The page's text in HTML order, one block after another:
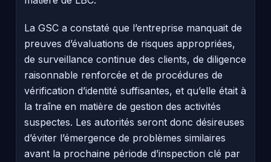
La GSC a constaté que l’entreprise manquait de
preuves d’évaluations de risques appropriées,
de surveillance continue des clients, de diligence
raisonnable renforcée et de procédures de
vérification d’identité suffisantes, et qu’elle était à
la traîne en matière de gestion des activités
suspectes. Les autorités seront donc désireuses
d’éviter l’émergence de problèmes similaires
avant la prochaine période d’inspection clé par